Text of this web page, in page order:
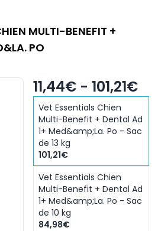
MULTI-BENEFIT +
PO
11,44€ - 101,21€
Vet Essentials Chien
Multi-Benefit + Dental Ad
1+ Med&amp;La. Po - Sac
de 13 kg
101,21€
Vet Essentials Chien
Multi-Benefit + Dental Ad
1+ Med&amp;La. Po - Sac
de 10 kg
84,98€